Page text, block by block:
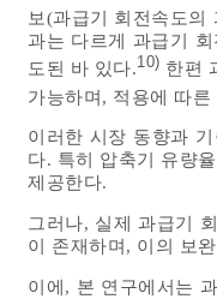
보(과급기 회전속도의
과는 다르게 과급기
도된 바 있다.10) 한편
가능하며, 적용에 따
이러한 시장 동향과
다. 특히 압축기 유량
제공한다.
그러나, 실제 과급기
이 존재하며, 이의 보
이에, 본 연구에서는